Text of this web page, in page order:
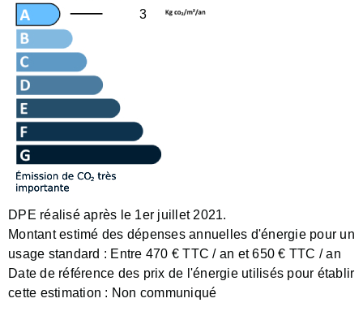
3
DPE réalisé après le 1er juillet 2021.
Montant estimé des dépenses annuelles d'énergie pour un
usage standard : Entre 470 € TTC / an et 650 € TTC / an
Date de référence des prix de l'énergie utilisés pour établir
cette estimation : Non communiqué